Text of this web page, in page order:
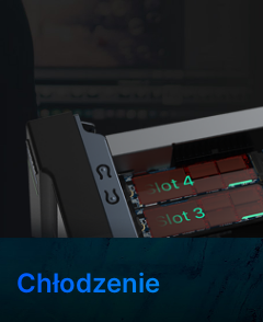
Chłodzenie